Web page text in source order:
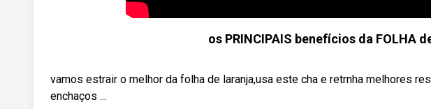
os PRINCIPAIS benefícios da FOLHA
vamos estrair o melhor da folha de laranja,usa este cha e retrnha melhores
enchaços ...